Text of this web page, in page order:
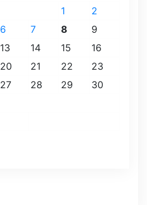
1
2
6 7 8
9
13 14 15
16
20 21 22
23
27 28 29
30